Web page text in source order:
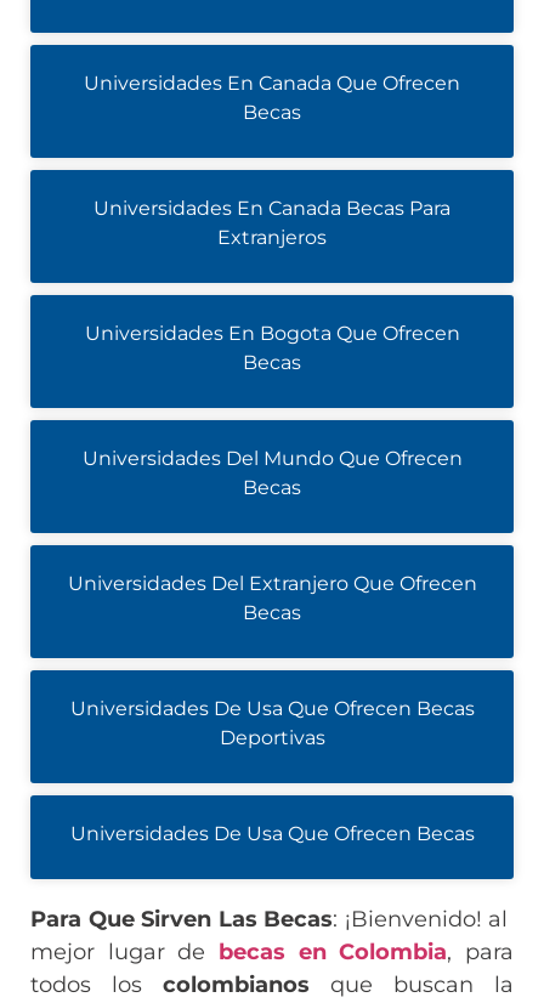
Universidades En Canada Que Ofrecen
Becas
Universidades En Canada Becas Para
Extranjeros
Universidades En Bogota Que Ofrecen
Becas
Universidades Del Mundo Que Ofrecen
Becas
Universidades Del Extranjero Que Ofrecen
Becas
Universidades De Usa Que Ofrecen Becas
Deportivas
Universidades De Usa Que Ofrecen Becas
Para Que Sirven Las Becas: ¡Bienvenido! al
mejor lugar de becas en Colombia, para
todos los colombianos que buscan la